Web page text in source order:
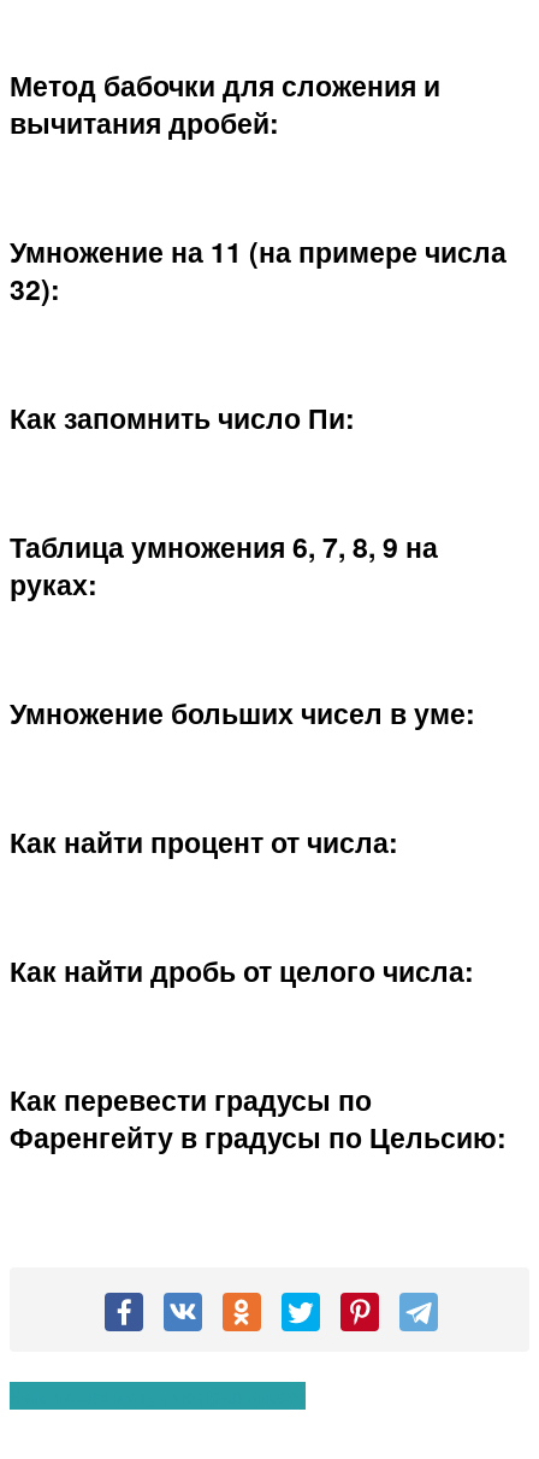
Метод бабочки для сложения и
вычитания дробей:
Умножение на 11 (на примере числа
32):
Как запомнить число Пи:
Таблица умножения 6, 7, 8, 9 на
руках:
Умножение больших чисел в уме:
Как найти процент от числа:
Как найти дробь от целого числа:
Как перевести градусы по
Фаренгейту в градусы по Цельсию: